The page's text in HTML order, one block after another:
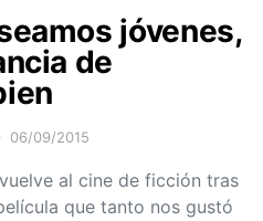
jóvenes,
de
06/09/2015
al cine de ficción tras
que tanto nos gustó